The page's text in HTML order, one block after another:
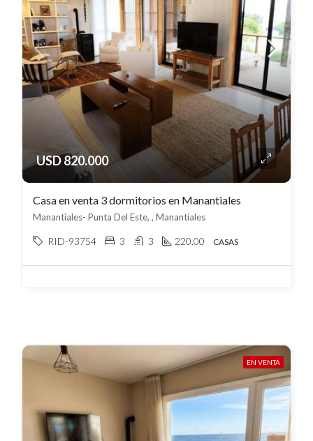
USD 820.000
Casa en venta 3 dormitorios en Manantiales
Manantiales- Punta Del Este, , Manantiales
RID-93754 3 3 220.00 CASAS
EN VENTA